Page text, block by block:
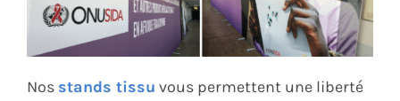
Nos stands tissu vous permettent une liberté